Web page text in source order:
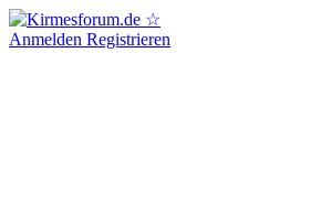
Anmelden Registrieren